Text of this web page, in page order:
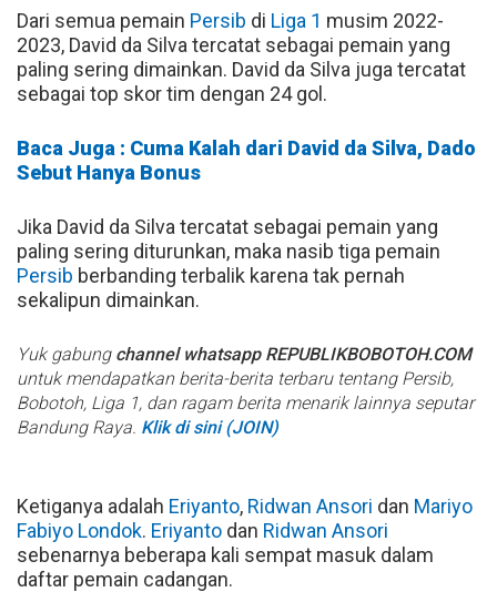
Dari semua pemain Persib di Liga 1 musim 2022-
2023, David da Silva tercatat sebagai pemain yang
paling sering dimainkan. David da Silva juga tercatat
sebagai top skor tim dengan 24 gol.
Baca Juga : Cuma Kalah dari David da Silva, Dado
Sebut Hanya Bonus
Jika David da Silva tercatat sebagai pemain yang
paling sering diturunkan, maka nasib tiga pemain
Persib berbanding terbalik karena tak pernah
sekalipun dimainkan.
Yuk gabung channel whatsapp REPUBLIKBOBOTOH.COM
untuk mendapatkan berita-berita terbaru tentang Persib,
Bobotoh, Liga 1, dan ragam berita menarik lainnya seputar
Bandung Raya. Klik di sini (JOIN)
Ketiganya adalah Eriyanto, Ridwan Ansori dan Mariyo
Fabiyo Londok. Eriyanto dan Ridwan Ansori
sebenarnya beberapa kali sempat masuk dalam
daftar pemain cadangan.